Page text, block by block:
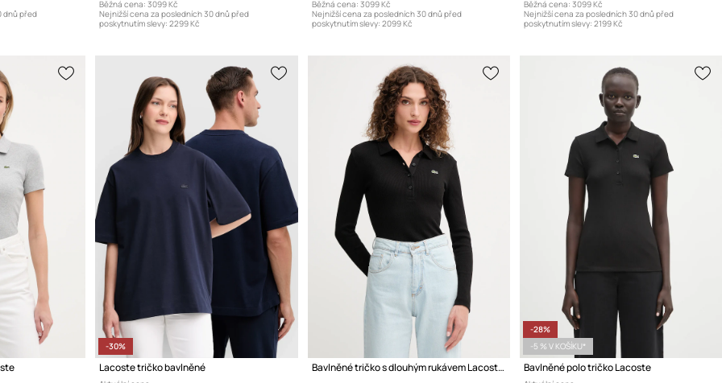
dnů před
Běžná cena: 3099 Kč
Nejnižší cena za posledních 30 dnů před
poskytnutím slevy: 2299 Kč
Běžná cena: 3099 Kč
Nejnižší cena za posledních 30 dnů před
poskytnutím slevy: 2099 Kč
Běžná cena: 3099 Kč
Nejnižší cena za posledních 30 dnů před
poskytnutím slevy: 2199 Kč
-30%
Lacoste tričko bavlněné Bavlněné tričko s dlouhým rukávem Lacoste
-28%
-5 % V KOŠÍKU*
Bavlněné polo tričko Lacoste